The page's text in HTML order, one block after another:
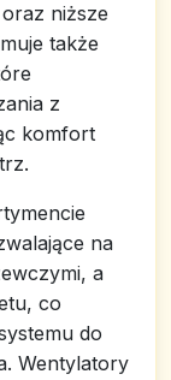
niższe
także
z
komfort
na
a
co
do
Wentylatory